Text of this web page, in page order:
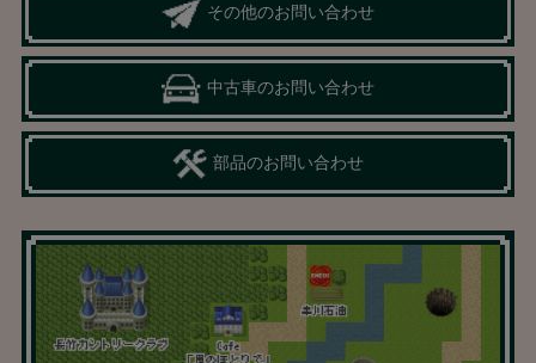
その他のお問い合わせ
中古車のお問い合わせ
部品のお問い合わせ